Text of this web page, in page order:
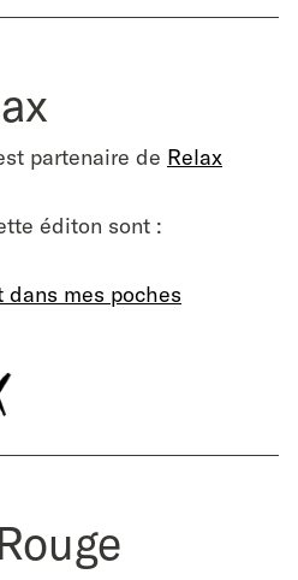
partenaire de Relax
éditon sont :
mes poches